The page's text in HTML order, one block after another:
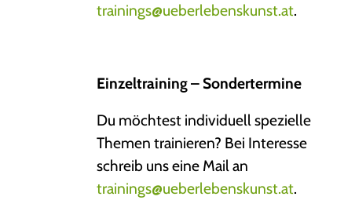
trainings@ueberlebenskunst.at.
Einzeltraining – Sondertermine
Du möchtest individuell spezielle
Themen trainieren? Bei Interesse
schreib uns eine Mail an
trainings@ueberlebenskunst.at.